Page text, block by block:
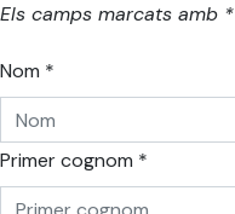
Els camps marcats amb
Nom *
Primer cognom *